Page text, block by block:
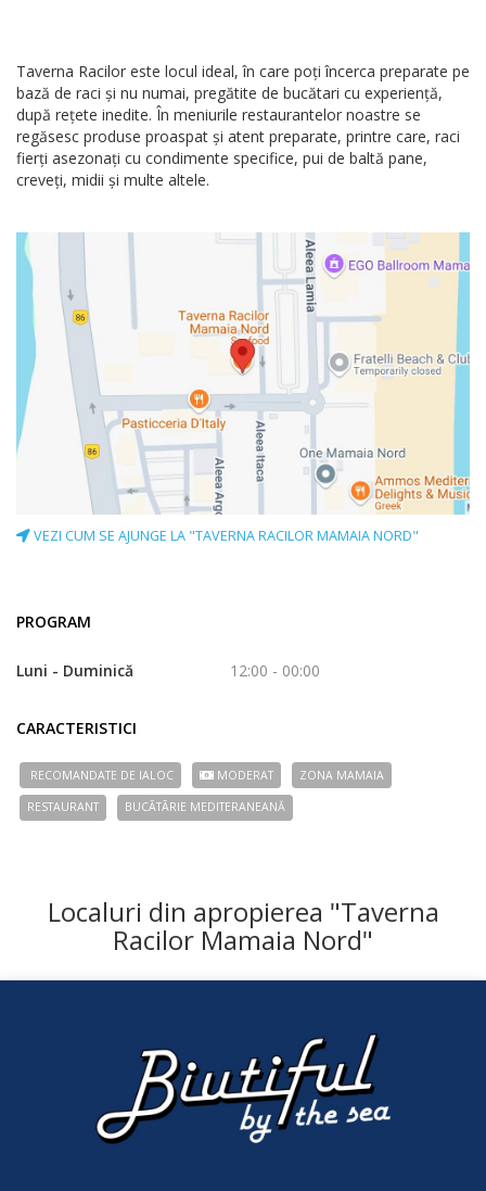
Taverna Racilor este locul ideal, în care poți încerca preparate pe
bază de raci și nu numai, pregătite de bucătari cu experiență,
după rețete inedite. În meniurile restaurantelor noastre se
regăsesc produse proaspat și atent preparate, printre care, raci
fierți asezonați cu condimente specifice, pui de baltă pane,
creveți, midii și multe altele.
VEZI CUM SE AJUNGE LA "TAVERNA RACILOR MAMAIA NORD"
PROGRAM
Luni - Duminică 12:00 - 00:00
CARACTERISTICI
RECOMANDATE DE IALOC MODERAT ZONA MAMAIA
RESTAURANT BUCÃTÃRIE MEDITERANEANĂ
Localuri din apropierea "Taverna
Racilor Mamaia Nord"